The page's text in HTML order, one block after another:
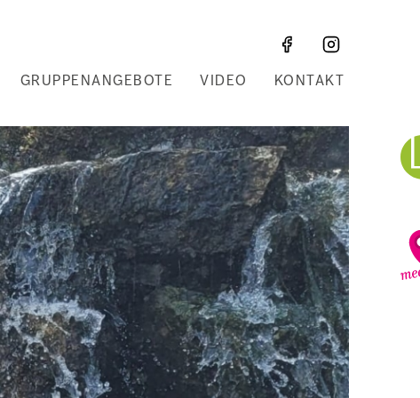
GRUPPENANGEBOTE VIDEO KONTAKT